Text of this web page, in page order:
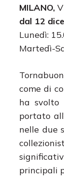
MILANO,
dal 12
Lunedì:
Martedì-
come di
ha svolto
portato
nelle due
principali